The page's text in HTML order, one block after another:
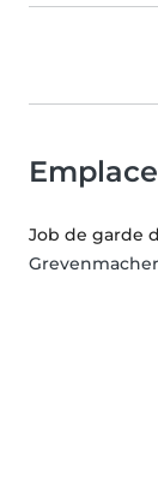
Job de garde